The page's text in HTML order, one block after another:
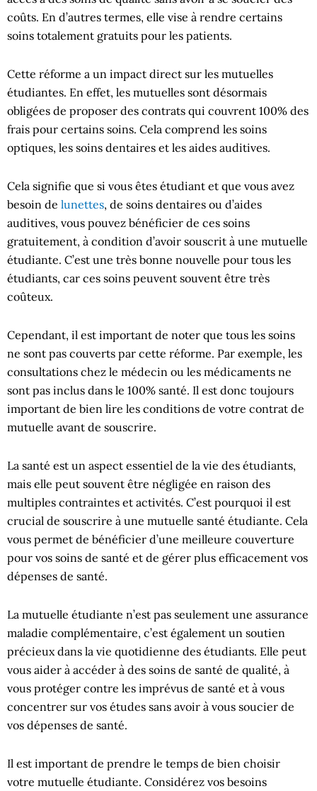
coûts. En d’autres termes, elle vise à rendre certains
soins totalement gratuits pour les patients.
Cette réforme a un impact direct sur les mutuelles
étudiantes. En effet, les mutuelles sont désormais
obligées de proposer des contrats qui couvrent 100% des
frais pour certains soins. Cela comprend les soins
optiques, les soins dentaires et les aides auditives.
Cela signifie que si vous êtes étudiant et que vous avez
besoin de lunettes, de soins dentaires ou d’aides
auditives, vous pouvez bénéficier de ces soins
gratuitement, à condition d’avoir souscrit à une mutuelle
étudiante. C’est une très bonne nouvelle pour tous les
étudiants, car ces soins peuvent souvent être très
coûteux.
Cependant, il est important de noter que tous les soins
ne sont pas couverts par cette réforme. Par exemple, les
consultations chez le médecin ou les médicaments ne
sont pas inclus dans le 100% santé. Il est donc toujours
important de bien lire les conditions de votre contrat de
mutuelle avant de souscrire.
La santé est un aspect essentiel de la vie des étudiants,
mais elle peut souvent être négligée en raison des
multiples contraintes et activités. C’est pourquoi il est
crucial de souscrire à une mutuelle santé étudiante. Cela
vous permet de bénéficier d’une meilleure couverture
pour vos soins de santé et de gérer plus efficacement vos
dépenses de santé.
La mutuelle étudiante n’est pas seulement une assurance
maladie complémentaire, c’est également un soutien
précieux dans la vie quotidienne des étudiants. Elle peut
vous aider à accéder à des soins de santé de qualité, à
vous protéger contre les imprévus de santé et à vous
concentrer sur vos études sans avoir à vous soucier de
vos dépenses de santé.
Il est important de prendre le temps de bien choisir
votre mutuelle étudiante. Considérez vos besoins